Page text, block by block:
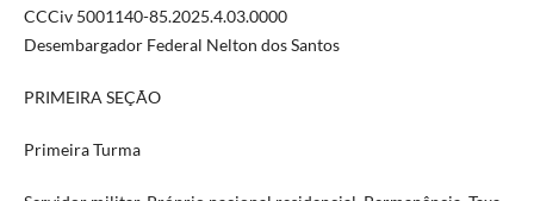
CCCiv 5001140-85.2025.4.03.0000
Desembargador Federal Nelton dos Santos
PRIMEIRA SEÇÃO
Primeira Turma